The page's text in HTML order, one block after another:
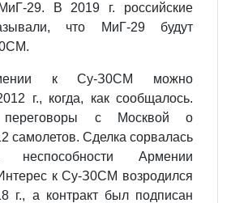
29. В 2019 г. российские
что МиГ-29 будут
к Су-З0СМ можно
г., когда, как со­общалось.
с Москвой о
самолетов. Сделка сорвалась
Армении
к Су-З0СМ возродился
г., а контракт был подписан